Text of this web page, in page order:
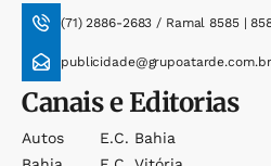
(71) 2886-2683 / Ramal 8585 |
publicidade@grupoatarde.com.br
Canais e Editorias
Autos
E.c. Bahia